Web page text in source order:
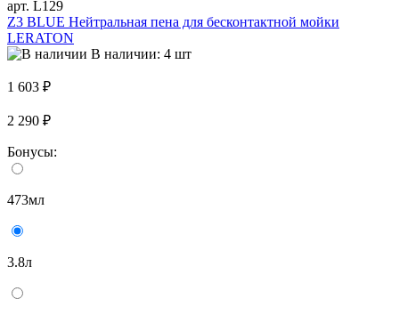
арт. L129
Z3 BLUE Нейтральная пена для бесконтактной мойки
LERATON
В наличии: 4 шт
1 603 ₽
2 290 ₽
Бонусы:
473мл
3.8л